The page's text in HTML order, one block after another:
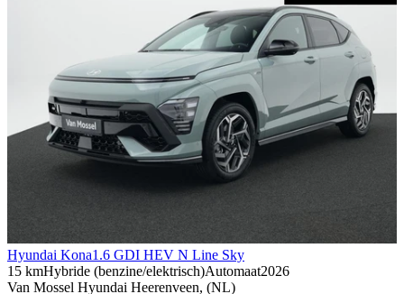
Hyundai Kona1.6 GDI HEV N Line Sky
15 kmHybride (benzine/elektrisch)Automaat2026
Van Mossel Hyundai Heerenveen, (NL)